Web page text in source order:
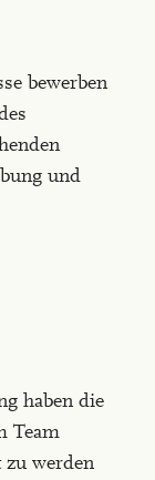
bewerben
und
haben die
Team
werden